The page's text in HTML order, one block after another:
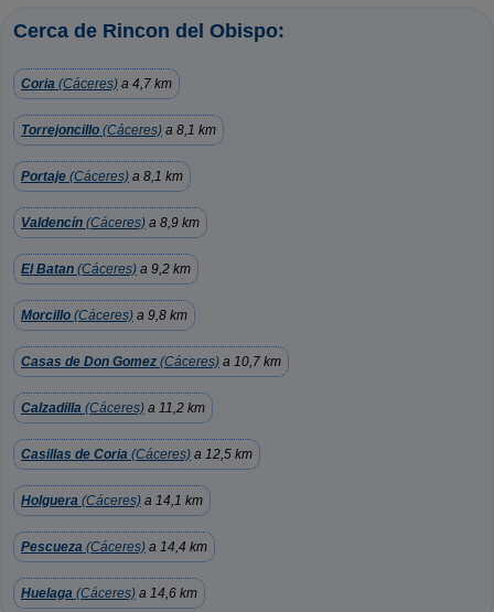
Cerca de Rincon del Obispo:
Coria (Cáceres) a 4,7 km
Torrejoncillo (Cáceres) a 8,1 km
Portaje (Cáceres) a 8,1 km
Valdencín (Cáceres) a 8,9 km
El Batan (Cáceres) a 9,2 km
Morcillo (Cáceres) a 9,8 km
Casas de Don Gomez (Cáceres) a 10,7 km
Calzadilla (Cáceres) a 11,2 km
Casillas de Coria (Cáceres) a 12,5 km
Holguera (Cáceres) a 14,1 km
Pescueza (Cáceres) a 14,4 km
Huelaga (Cáceres) a 14,6 km